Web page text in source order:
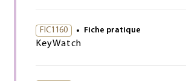
FIC1160 Fiche pratique
KeyWatch